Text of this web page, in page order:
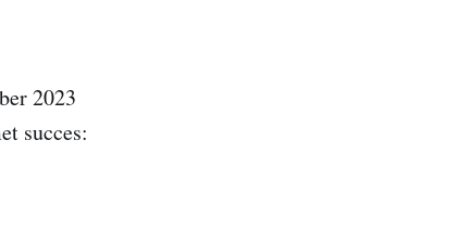
2023
succes: